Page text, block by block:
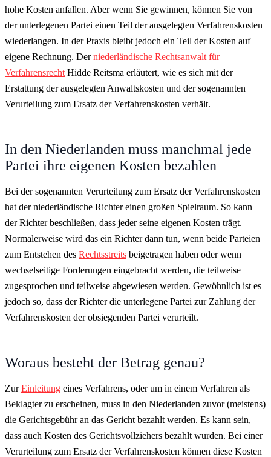
hohe Kosten anfallen. Aber wenn Sie gewinnen, können Sie von
der unterlegenen Partei einen Teil der ausgelegten Verfahrenskosten
wiederlangen. In der Praxis bleibt jedoch ein Teil der Kosten auf
eigene Rechnung. Derniederländische Rechtsanwalt für
Verfahrensrecht Hidde Reitsma erläutert, wie es sich mit der
Erstattung der ausgelegten Anwaltskosten und der sogenannten
Verurteilung zum Ersatz der Verfahrenskosten verhält.
In den Niederlanden muss manchmal jede
Partei ihre eigenen Kosten bezahlen
Bei der sogenannten Verurteilung zum Ersatz der Verfahrenskosten
hat der niederländische Richter einen großen Spielraum. So kann
der Richter beschließen, dass jeder seine eigenen Kosten trägt.
Normalerweise wird das ein Richter dann tun, wenn beide Parteien
zum Entstehen des Rechtsstreits beigetragen haben oder wenn
wechselseitige Forderungen eingebracht werden, die teilweise
zugesprochen und teilweise abgewiesen werden. Gewöhnlich ist es
jedoch so, dass der Richter die unterlegene Partei zur Zahlung der
Verfahrenskosten der obsiegenden Partei verurteilt.
Woraus besteht der Betrag genau?
ZurEinleitung eines Verfahrens, oder um in einem Verfahren als
Beklagter zu erscheinen, muss in den Niederlanden zuvor (meistens)
die Gerichtsgebühr an das Gericht bezahlt werden. Es kann sein,
dass auch Kosten des Gerichtsvollziehers bezahlt wurden. Bei einer
Verurteilung zum Ersatz der Verfahrenskosten können diese Kosten